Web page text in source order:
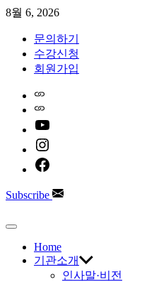
Skip
content
8월 6, 2026
문의하기
수강신청
회원가입
Subscribe
한
국
Off
CanvasHome
기관소개
인사말·비전